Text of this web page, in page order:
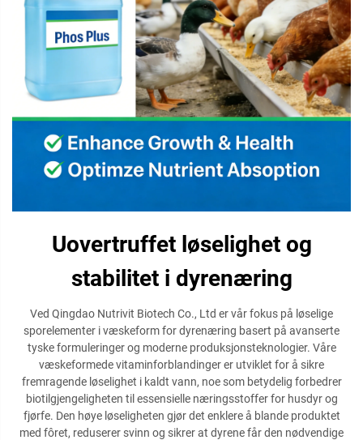
Uovertruffet løselighet og
stabilitet i dyrenæring
Ved Qingdao Nutrivit Biotech Co., Ltd er vår fokus på løselige
sporelementer i væskeform for dyrenæring basert på avanserte
tyske formuleringer og moderne produksjonsteknologier. Våre
væskeformede vitaminforblandinger er utviklet for å sikre
fremragende løselighet i kaldt vann, noe som betydelig forbedrer
biotilgjengeligheten til essensielle næringsstoffer for husdyr og
fjørfe. Den høye løseligheten gjør det enklere å blande produktet
med fôret, reduserer svinn og sikrer at dyrene får den nødvendige